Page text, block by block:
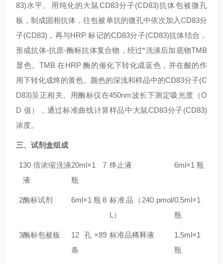
83)水平。用纯化的大鼠CD83分子(CD83)抗体包被微孔
板，制成固相抗体，往包被单抗的微孔中依次加入CD83分
子(CD83) ，再与HRP 标记的CD83分子(CD83)抗体结合，
形成抗体-抗原-酶标抗体复合物，经过*洗涤后加底物TMB
显色。TMB 在HRP 酶的催化下转化成蓝色，并在酸的作
用下转化成终的黄色。颜色的深浅和样品中的CD83分子(C
D83)呈正相关。用酶标仪在450nm波长下测定吸光度（O
D 值），通过标准曲线计算样品中 大鼠CD83分子(CD83)
浓度。
三、试剂盒组成
130 倍浓缩洗涤
液
20ml×1
瓶
7 终止液 6ml×1 瓶
2酶标试剂 6ml×1 瓶 8 标准品（240 pmol/
L）
0.5ml×1
瓶
3酶标包被板
12 孔×8
条
9 标准品稀释液
1.5ml×1
瓶